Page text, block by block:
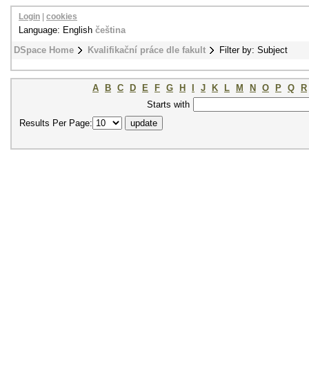
DSpace Home Kvalifikační práce dle fakult Filter by: Subject
Login cookies
Language: English čeština
A B C D E F G H J K L M N O P Q
R
Starts with
Results Per Page: